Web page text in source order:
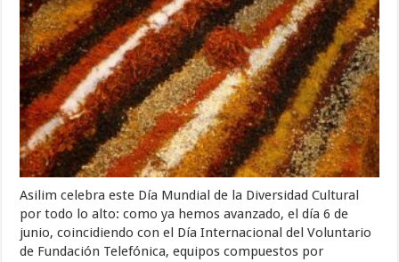
Asilim celebra este Día Mundial de la Diversidad Cultural
por todo lo alto: como ya hemos avanzado, el día 6 de
junio, coincidiendo con el Día Internacional del Voluntario
de Fundación Telefónica, equipos compuestos por